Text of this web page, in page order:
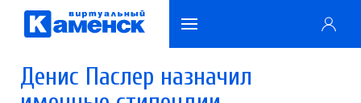
Денис Паслер назначил